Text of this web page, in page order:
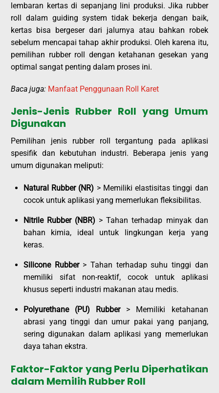
lembaran kertas di sepanjang lini produksi. Jika rubber
roll dalam guiding system tidak bekerja dengan baik,
kertas bisa bergeser dari jalurnya atau bahkan robek
sebelum mencapai tahap akhir produksi. Oleh karena itu,
pemilihan rubber roll dengan ketahanan gesekan yang
optimal sangat penting dalam proses ini.
Baca juga: Manfaat Penggunaan Roll Karet
Jenis-Jenis Rubber Roll yang Umum
Digunakan
Pemilihan jenis rubber roll tergantung pada aplikasi
spesifik dan kebutuhan industri. Beberapa jenis yang
umum digunakan meliputi:
Natural Rubber (NR) > Memiliki elastisitas tinggi dan
cocok untuk aplikasi yang memerlukan fleksibilitas.
Nitrile Rubber (NBR) > Tahan terhadap minyak dan
bahan kimia, ideal untuk lingkungan kerja yang
keras.
Silicone Rubber> Tahan terhadap suhu tinggi dan
memiliki sifat non-reaktif, cocok untuk aplikasi
khusus seperti industri makanan atau medis.
Polyurethane (PU) Rubber> Memiliki ketahanan
abrasi yang tinggi dan umur pakai yang panjang,
sering digunakan dalam aplikasi yang memerlukan
daya tahan ekstra.
Faktor-Faktor yang Perlu Diperhatikan
dalam Memilih Rubber Roll